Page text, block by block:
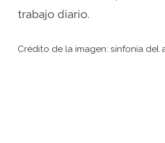
trabajo diario.
Crédito de la imagen: sinfonía del